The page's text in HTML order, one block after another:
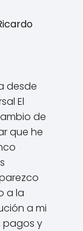
desde
El
de
que he
a la
a mi
pagos y